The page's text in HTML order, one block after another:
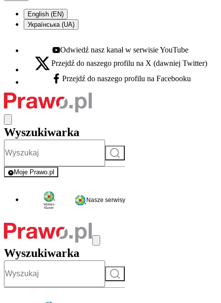
English (EN)
Українська (UA)
Youtube - otwiera się w nowej karcie
Odwiedź nasz kanał w serwisie YouTube
X - otwiera się w nowej karcie
Przejdź do naszego profilu na X (dawniej Twitter)
Facebook - otwiera się w nowej karcie
Przejdź do naszego profilu na Facebooku
Wyszukiwarka
Szukaj
Moje Prawo.pl
- rejestracja i logowanie do serwisu
Nasze serwisy
Wyszukiwarka
Szukaj